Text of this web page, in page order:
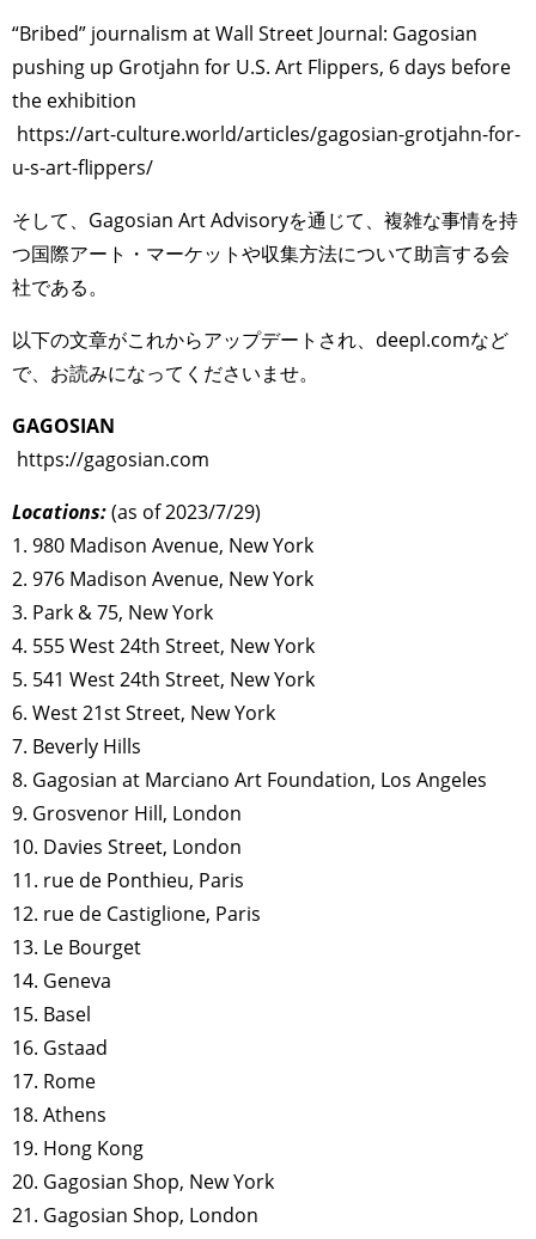
TAGS
ART WORLD CULTURAL ESSAYS POP CULTURE JP-SOCIETY
POLITICS REVIEWS
“Bribed” journalism at Wall Street Journal: Gagosian
pushing up Grotjahn for U.S. Art Flippers, 6 days before
the exhibition
https://art-culture.world/articles/gagosian-grotjahn-for-
u-s-art-flippers/
そして、Gagosian Art Advisoryを通じて、複雑な事情を持
つ国際アート・マーケットや収集方法について助言する会
社である。
以下の文章がこれからアップデートされ、deepl.comなど
で、お読みになってくださいませ。
GAGOSIAN
https://gagosian.com
Locations:(as of 2023/7/29)
1. 980 Madison Avenue, New York
2. 976 Madison Avenue, New York
3. Park & 75, New York
4. 555 West 24th Street, New York
5. 541 West 24th Street, New York
6. West 21st Street, New York
7. Beverly Hills
8. Gagosian at Marciano Art Foundation, Los Angeles
9. Grosvenor Hill, London
10. Davies Street, London
11. rue de Ponthieu, Paris
12. rue de Castiglione, Paris
13. Le Bourget
14. Geneva
15. Basel
16. Gstaad
17. Rome
18. Athens
19. Hong Kong
20. Gagosian Shop, New York
21. Gagosian Shop, London